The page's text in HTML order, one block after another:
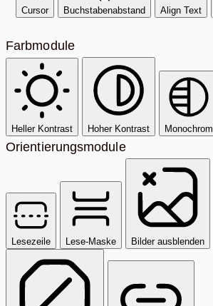
Cursor Buchstabenabstand Align Text
Farbmodule
Heller Kontrast Hoher Kontrast Monochrom
Orientierungsmodule
Lesezeile Lese-Maske Bilder ausblenden